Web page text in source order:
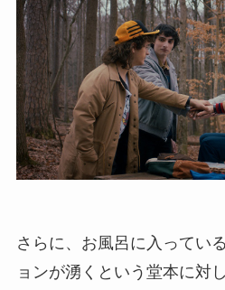
さらに、お風呂に入ってい
ョンが湧くという堂本に対